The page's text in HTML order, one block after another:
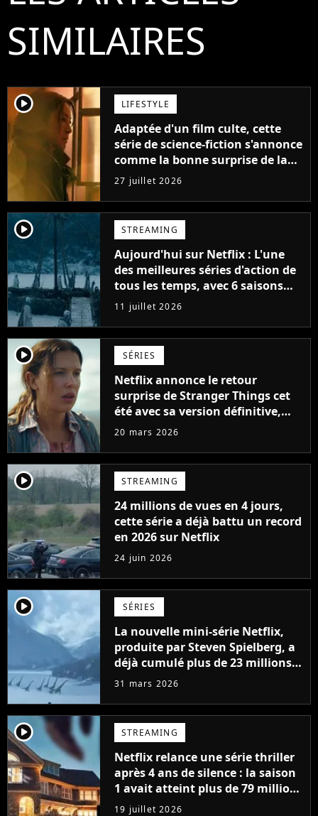
SIMILAIRES
player2 LIFESTYLE
Adaptée d'un film culte, cette
série de science-fiction s'annonce
comme la bonne surprise de la
fin d'année
27 juillet 2026
player2 STREAMING
Aujourd'hui sur Netflix : L'une
des meilleures séries d'action de
tous les temps, avec 6 saisons
parfaites
11 juillet 2026
player2 SÉRIES
Netflix annonce le retour
surprise de Stranger Things cet
été avec sa version définitive,
une décision historique
20 mars 2026
player2 STREAMING
24 millions de vues en 4 jours,
cette série a déjà battu un record
en 2026 sur Netflix
24 juin 2026
player2 SÉRIES
La nouvelle mini-série Netflix,
produite par Steven Spielberg, a
déjà cumulé plus de 23 millions
de vues
31 mars 2026
player2 STREAMING
Netflix relance une série thriller
après 4 ans de silence : la saison
1 avait atteint plus de 79 millions
de vues
19 juillet 2026